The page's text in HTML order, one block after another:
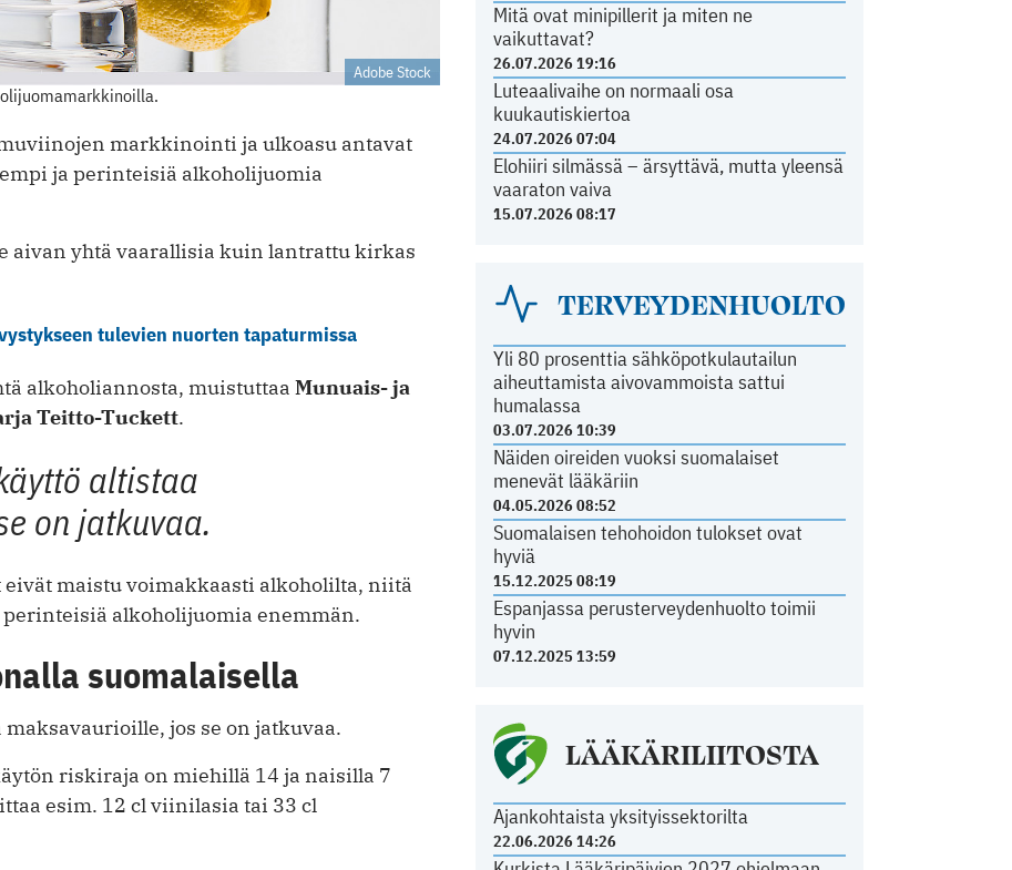
Mitä ovat minipillerit ja miten ne
vaikuttavat?
26.07.2026 19:16
Luteaalivaihe on normaali osa
kuukautiskiertoa
24.07.2026 07:04
Elohiiri silmässä – ärsyttävä, mutta yleensä
vaaraton vaiva
15.07.2026 08:17
TERVEYDENHUOLTO
Yli 80 prosenttia sähköpotkulautailun
aiheuttamista aivovammoista sattui
humalassa
03.07.2026 10:39
Näiden oireiden vuoksi suomalaiset
menevät lääkäriin
04.05.2026 08:52
Suomalaisen tehohoidon tulokset ovat
hyviä
15.12.2025 08:19
Espanjassa perusterveydenhuolto toimii
hyvin
07.12.2025 13:59
LÄÄKÄRILIITOSTA
Ajankohtaista yksityissektorilta
22.06.2026 14:26
Adobe Stock
markkinointi ja ulkoasu antavat
ja perinteisiä alkoholijuomia
yhtä vaarallisia kuin lantrattu kirkas
tulevien nuorten tapaturmissa
alkoholiannosta, muistuttaa Munuais- ja
Teitto-Tuckett.
altistaa
on jatkuvaa.
maistu voimakkaasti alkoholilta, niitä
alkoholijuomia enemmän.
suomalaisella
jos se on jatkuvaa.
riskiraja on miehillä 14 ja naisilla 7
esim. 12 cl viinilasia tai 33 cl